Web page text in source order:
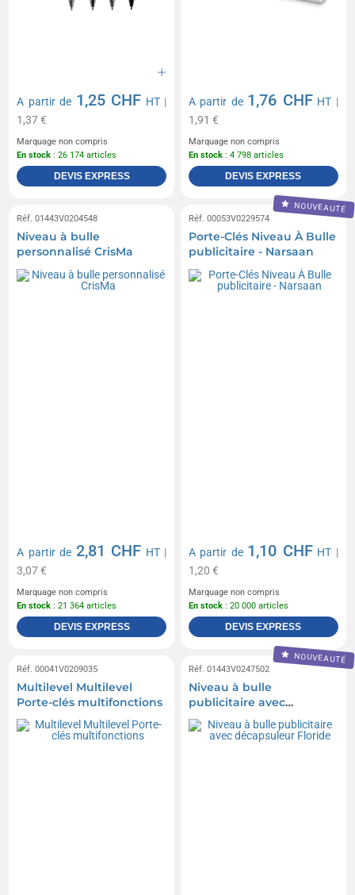
A partir de 1,25 CHF HT|
1,37 €
Marquage non compris
En stock : 26 174 articles
DEVIS EXPRESS
A partir de 1,76 CHF HT |
1,91 €
Marquage non compris
En stock : 4 798 articles
DEVIS EXPRESS
Réf. 01443V0204548
Niveau à bulle
personnalisé CrisMa
A partir de 2,81 CHF HT|
3,07 €
Marquage non compris
En stock : 21 364 articles
DEVIS EXPRESS
NOUVEAUTÉ
Réf. 00053V0229574
Porte-Clés Niveau À Bulle
publicitaire - Narsaan
A partir de 1,10 CHF HT |
1,20 €
Marquage non compris
En stock : 20 000 articles
DEVIS EXPRESS
Réf. 00041V0209035
Multilevel Multilevel
Porte-clés multifonctions
NOUVEAUTÉ
Réf. 01443V0247502
Niveau à bulle
publicitaire avec
décapsuleur Floride